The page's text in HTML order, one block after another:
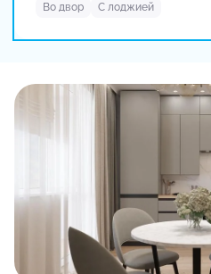
Во двор
С лоджией